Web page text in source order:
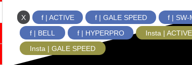
X f | ACTIVE f | GALE SPEED
f | SW-
f | BELL
f | HYPERPRO
Insta | ACTIVE
Insta | GALE SPEED